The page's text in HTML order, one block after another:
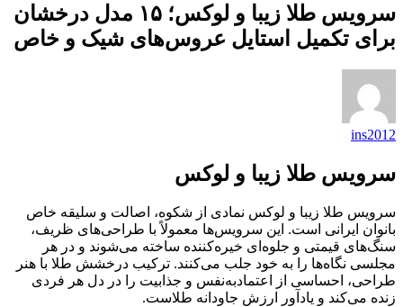
سرویس طلا زیبا و لوکس؛ ۱۵ مدل درخشان
برای تکمیل استایل عروس‌های شیک و خاص
ins2012
سرویس طلا زیبا و لوکس
سرویس طلا زیبا و لوکس نمادی از شکوه، اصالت و سلیقه‌ خاص
بانوان ایرانی است. این سرویس‌ها معمولاً با طراحی‌های ظریف،
سنگ‌های قیمتی و جلوه‌ای خیره‌کننده ساخته می‌شوند و در هر
مجلسی نگاه‌ها را به خود جلب می‌کنند. ترکیب درخشش طلا با هنر
طراحی، احساسی از اعتمادبه‌نفس و جذابیت را در دل هر فردی
زنده می‌کند و یادآور ارزش جاودانه طلاست.